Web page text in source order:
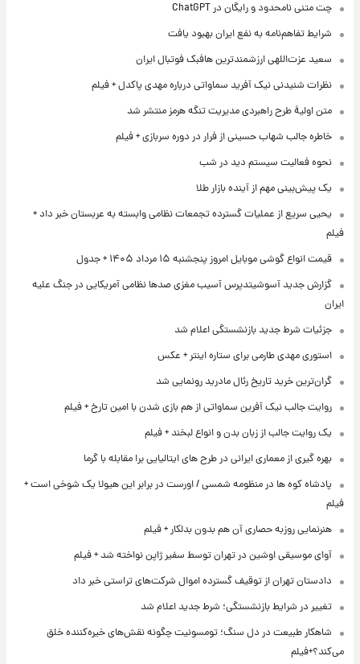
چت متنی نامحدود و رایگان در ChatGPT
شرایط تفاهم‌نامه به نفع ایران بهبود یافت
سعید عزت‌اللهی ارزشمندترین هافبک فوتبال ایران
نظرات شنیدنی نیک آفرید سماواتی درباره مهدی پاکدل + فیلم
متن اولیۀ طرح راهبردی مدیریت تنگه هرمز منتشر شد
خاطره جالب شهاب حسینی از فرار در دوره سربازی + فیلم
نحوه فعالیت سیستم دید در شب
یک پیش‌بینی مهم از آینده بازار طلا
یحیی سریع از عملیات گسترده تجمعات نظامی وابسته به عربستان خبر داد +
فیلم
قیمت انواع گوشی موبایل امروز پنجشنبه ۱۵ مرداد ۱۴۰۵ + جدول
گزارش جدید آسوشیتدپرس آسیب مغزی صدها نظامی آمریکایی در جنگ علیه
ایران
جزئیات شرط جدید بازنشستگی اعلام شد
استوری مهدی طارمی برای ستاره اینتر + عکس
گران‌ترین خرید تاریخ رئال مادرید رونمایی شد
روایت جالب نیک آفرین سماواتی از هم بازی شدن با امین تارخ + فیلم
یک روایت جالب از زبان بدن و انواع لبخند + فیلم
بهره گیری از معماری ایرانی در طرح های ایتالیایی برا مقابله با گرما
پادشاه کوه ها در منظومه شمسی / اورست در برابر این هیولا یک شوخی است +
فیلم
هنرنمایی روزبه حصاری آن هم بدون بدلکار + فیلم
آوای موسیقی اوشین در تهران توسط سفیر ژاپن نواخته شد + فیلم
دادستان تهران از توقیف گسترده اموال شرکت‌های تراستی خبر داد
تغییر در شرایط بازنشستگی؛ شرط جدید اعلام شد
شاهکار طبیعت در دل سنگ؛ تومسونیت چگونه نقش‌های خیره‌کننده خلق
می‌کند؟+فیلم